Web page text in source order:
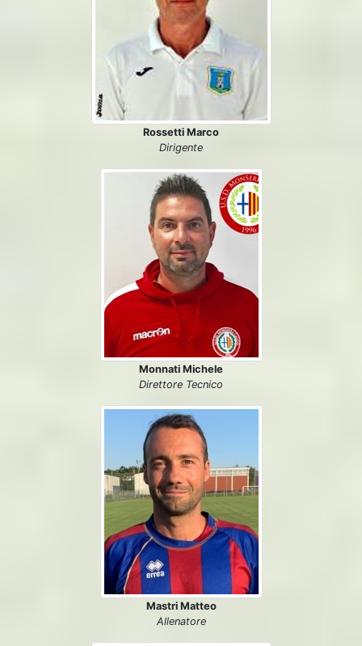
Rossetti Marco
Dirigente
Monnati Michele
Direttore Tecnico
Mastri Matteo
Allenatore